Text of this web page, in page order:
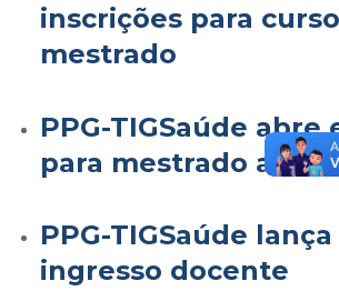
inscrições para
mestrado
PPG-TIGSaúde abre
para mestrado
PPG-TIGSaúde
ingresso docente